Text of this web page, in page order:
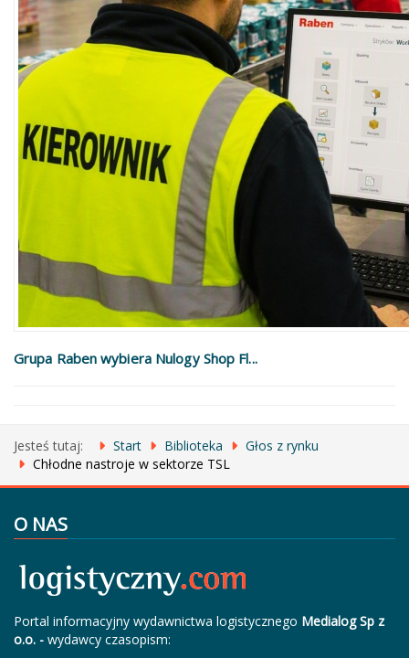
Grupa Raben wybiera Nulogy Shop Fl...
Jesteś tutaj: Start Biblioteka
Głos z rynku
Chłodne nastroje w sektorze TSL
O NAS
Portal informacyjny wydawnictwa logistycznego Medialog Sp z
o.o. - wydawcy czasopism: